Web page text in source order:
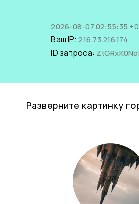
2026-08-07 02:55:35
Ваш IP:216.73.216.174
ID запроса:
Разверните картинку